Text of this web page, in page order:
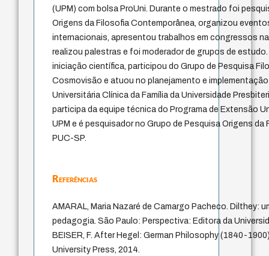
(UPM) com bolsa ProUni. Durante o mestrado foi
Origens da Filosofia Contemporânea, organizou
internacionais, apresentou trabalhos em congressos
realizou palestras e foi moderador de grupos de
iniciação científica, participou do Grupo de Pesquisa
Cosmovisão e atuou no planejamento e
Universitária Clínica da Família da Universidade
participa da equipe técnica do Programa de Extensão
UPM e é pesquisador no Grupo de Pesquisa Origens
PUC-SP.
Referências
AMARAL, Maria Nazaré de Camargo Pacheco. Dilthey:
pedagogia. São Paulo: Perspectiva: Editora da
BEISER, F. After Hegel: German Philosophy (1840-
University Press, 2014.